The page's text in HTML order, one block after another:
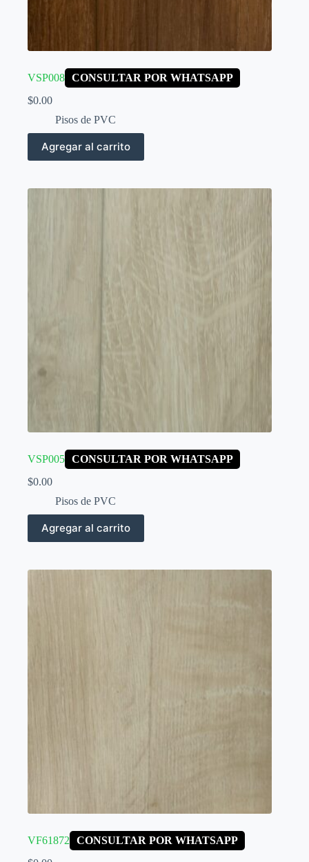
VSP008 CONSULTAR POR WHATSAPP
$0.00
Pisos de PVC
Agregar al carrito
VSP005 CONSULTAR POR WHATSAPP
$0.00
Pisos de PVC
Agregar al carrito
VF61872
CONSULTAR POR WHATSAPP